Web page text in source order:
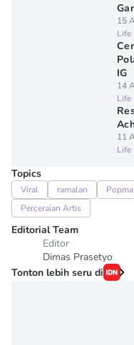
15
Life
IG
14
Life
11
Life
Topics
Viral ramalan
Perceraian Artis
Editorial Team
Editor
Dimas Prasetyo
Tonton lebih seru di